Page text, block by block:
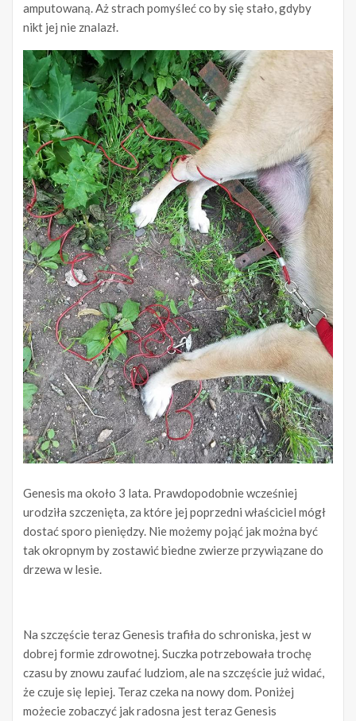
amputowaną. Aż strach pomyśleć co by się stało, gdyby
nikt jej nie znalazł.
Genesis ma około 3 lata. Prawdopodobnie wcześniej
urodziła szczenięta, za które jej poprzedni właściciel mógł
dostać sporo pieniędzy. Nie możemy pojąć jak można być
tak okropnym by zostawić biedne zwierze przywiązane do
drzewa w lesie.
Na szczęście teraz Genesis trafiła do schroniska, jest w
dobrej formie zdrowotnej. Suczka potrzebowała trochę
czasu by znowu zaufać ludziom, ale na szczęście już widać,
że czuje się lepiej. Teraz czeka na nowy dom. Poniżej
możecie zobaczyć jak radosna jest teraz Genesis